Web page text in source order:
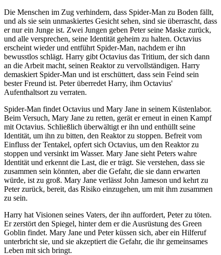
Die Menschen im Zug verhindern, dass Spider-Man zu Boden fällt,
und als sie sein unmaskiertes Gesicht sehen, sind sie überrascht, dass
er nur ein Junge ist. Zwei Jungen geben Peter seine Maske zurück,
und alle versprechen, seine Identität geheim zu halten. Octavius
erscheint wieder und entführt Spider-Man, nachdem er ihn
bewusstlos schlägt. Harry gibt Octavius das Tritium, der sich dann
an die Arbeit macht, seinen Reaktor zu vervollständigen. Harry
demaskiert Spider-Man und ist erschüttert, dass sein Feind sein
bester Freund ist. Peter überredet Harry, ihm Octavius'
Aufenthaltsort zu verraten.
Spider-Man findet Octavius und Mary Jane in seinem Küstenlabor.
Beim Versuch, Mary Jane zu retten, gerät er erneut in einen Kampf
mit Octavius. Schließlich überwältigt er ihn und enthüllt seine
Identität, um ihn zu bitten, den Reaktor zu stoppen. Befreit vom
Einfluss der Tentakel, opfert sich Octavius, um den Reaktor zu
stoppen und versinkt im Wasser. Mary Jane sieht Peters wahre
Identität und erkennt die Last, die er trägt. Sie verstehen, dass sie
zusammen sein könnten, aber die Gefahr, die sie dann erwarten
würde, ist zu groß. Mary Jane verlässt John Jameson und kehrt zu
Peter zurück, bereit, das Risiko einzugehen, um mit ihm zusammen
zu sein.
Harry hat Visionen seines Vaters, der ihn auffordert, Peter zu töten.
Er zerstört den Spiegel, hinter dem er die Ausrüstung des Green
Goblin findet. Mary Jane und Peter küssen sich, aber ein Hilferuf
unterbricht sie, und sie akzeptiert die Gefahr, die ihr gemeinsames
Leben mit sich bringt.